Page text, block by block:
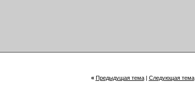
« Предыдущая тема| Следующая тема